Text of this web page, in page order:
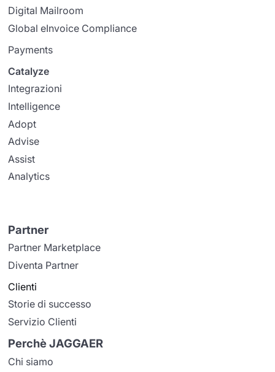
Digital Mailroom
Global eInvoice Compliance
Payments
Catalyze
Integrazioni
Intelligence
Adopt
Advise
Assist
Analytics
Partner
Partner Marketplace
Diventa Partner
Clienti
Storie di successo
Servizio Clienti
Perchè JAGGAER
Chi siamo